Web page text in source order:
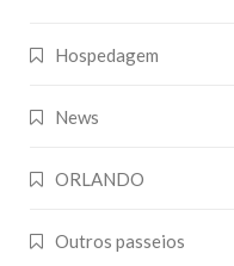
Hospedagem
News
ORLANDO
Outros passeios